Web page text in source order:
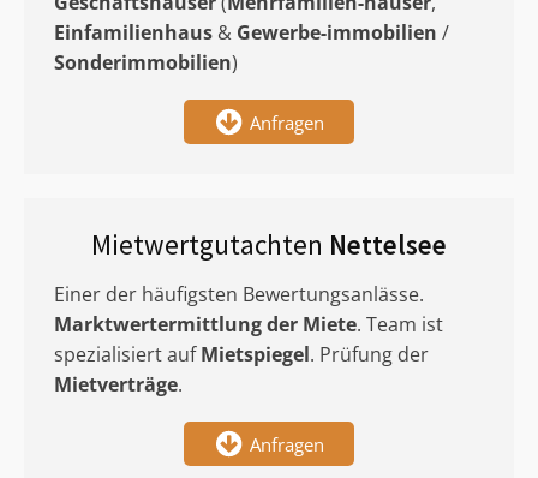
Einfamilienhaus & Gewerbe-immobilien /
Sonderimmobilien)
Anfragen
Mietwertgutachten Nettelsee
Einer der häufigsten Bewertungsanlässe.
Marktwertermittlungder Miete. Team ist
spezialisiert aufMietspiegel. Prüfung der
Mietverträge.
Anfragen